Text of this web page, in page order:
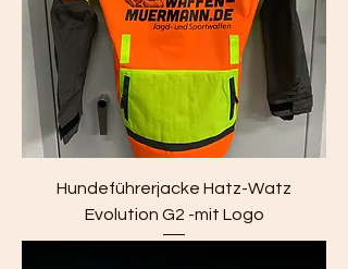
Hundeführerjacke Hatz-Watz
Evolution G2 -mit Logo